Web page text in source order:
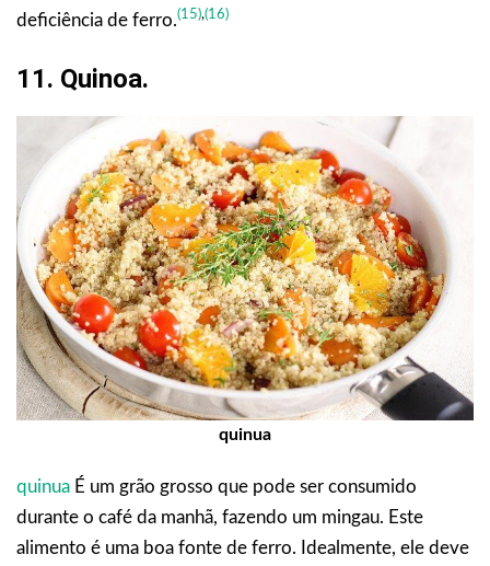
deficiência de ferro.(15),(16)
11. Quinoa.
quinua
quinua É um grão grosso que pode ser consumido
durante o café da manhã, fazendo um mingau. Este
alimento é uma boa fonte de ferro. Idealmente, ele deve